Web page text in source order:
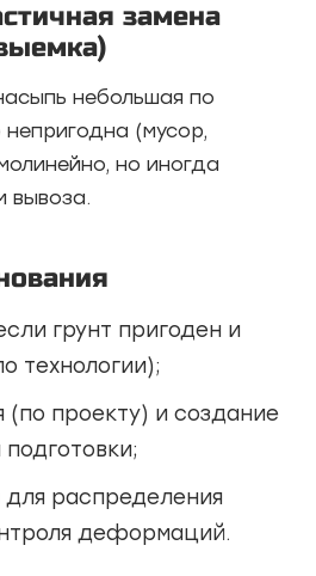
замена
небольшая по
(мусор,
но иногда
вывоза.
грунт пригоден и
технологии);
(по проекту) и создание
для распределения
деформаций.